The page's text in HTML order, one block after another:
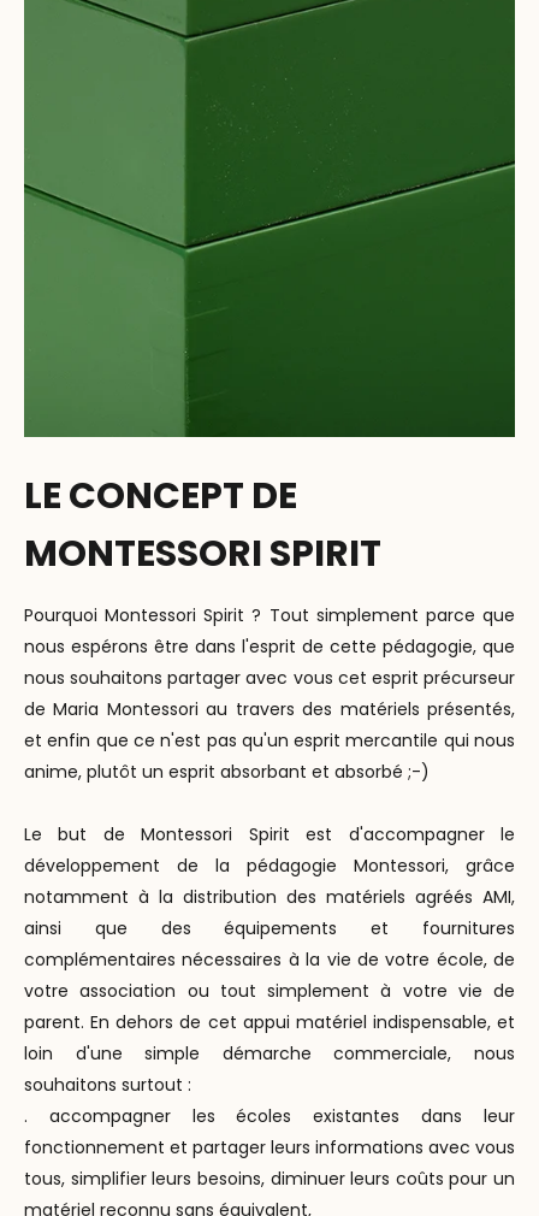
LE CONCEPT DE
MONTESSORI SPIRIT
Pourquoi Montessori Spirit ? Tout simplement parce que
nous espérons être dans l'esprit de cette pédagogie, que
nous souhaitons partager avec vous cet esprit précurseur
de Maria Montessori au travers des matériels présentés,
et enfin que ce n'est pas qu'un esprit mercantile qui nous
anime, plutôt un esprit absorbant et absorbé ;-)
Le but de Montessori Spirit est d'accompagner le
développement de la pédagogie Montessori, grâce
notamment à la distribution des matériels agréés AMI,
ainsi que des équipements et fournitures
complémentaires nécessaires à la vie de votre école, de
votre association ou tout simplement à votre vie de
parent. En dehors de cet appui matériel indispensable, et
loin d'une simple démarche commerciale, nous
souhaitons surtout :
. accompagner les écoles existantes dans leur
fonctionnement et partager leurs informations avec vous
tous, simplifier leurs besoins, diminuer leurs coûts pour un
matériel reconnu sans équivalent,